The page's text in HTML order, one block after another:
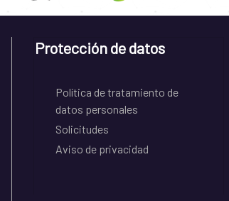
Protección de datos
Política de tratamiento de
datos personales
Solicitudes
Aviso de privacidad